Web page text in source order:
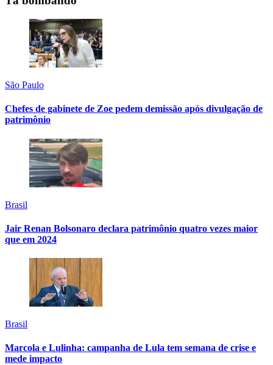
São Paulo
Chefes de gabinete de Zoe pedem demissão após divulgação de
patrimônio
Brasil
Jair Renan Bolsonaro declara patrimônio quatro vezes maior
que em 2024
Brasil
Marcola e Lulinha: campanha de Lula tem semana de crise e
mede impacto